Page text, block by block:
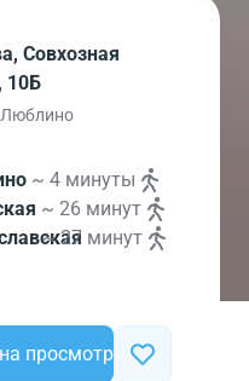
Совхозная
10Б
~ 4 минуты
~ 26 минут
~ 27 минут
просмотр